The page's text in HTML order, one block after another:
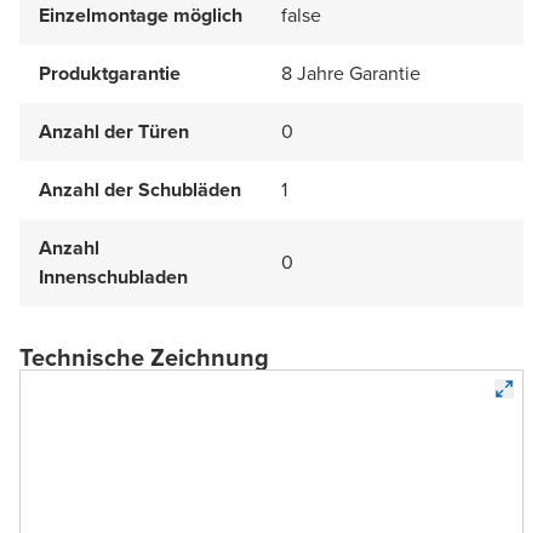
Einzelmontage möglich false
Produktgarantie 8 Jahre Garantie
Anzahl der Türen 0
Anzahl der Schubläden 1
Anzahl
Innenschubladen
0
Technische Zeichnung